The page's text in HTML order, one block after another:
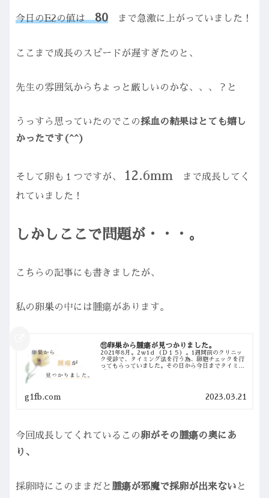
今日のE2の値は80 まで急激に上がっていました！
ここまで成長のスピードが遅すぎたのと、
先生の雰囲気からちょっと厳しいのかな、、、？と
うっすら思っていたのでこの採血の結果はとても嬉し
かったです(^^)
そして卵も１つですが、 12.6mm まで成長してく
れていました！
しかしここで問題が・・・。
こちらの記事にも書きましたが、
私の卵巣の中には腫瘍があります。
⑪卵巣から腫瘍が見つかりました。
2021年8月。2ｗ1ｄ（Ｄ１５）。1週間前のクリニッ
ク受診で、タイミング法を行う為、卵胞チェックを行
ってもらっていました。その日から今日までタイミン
g1fb.com 2023.03.21
今回成長してくれているこの卵がその腫瘍の奥にあ
り、
採卵時にこのままだと 腫瘍が邪魔で採卵が出来ない と